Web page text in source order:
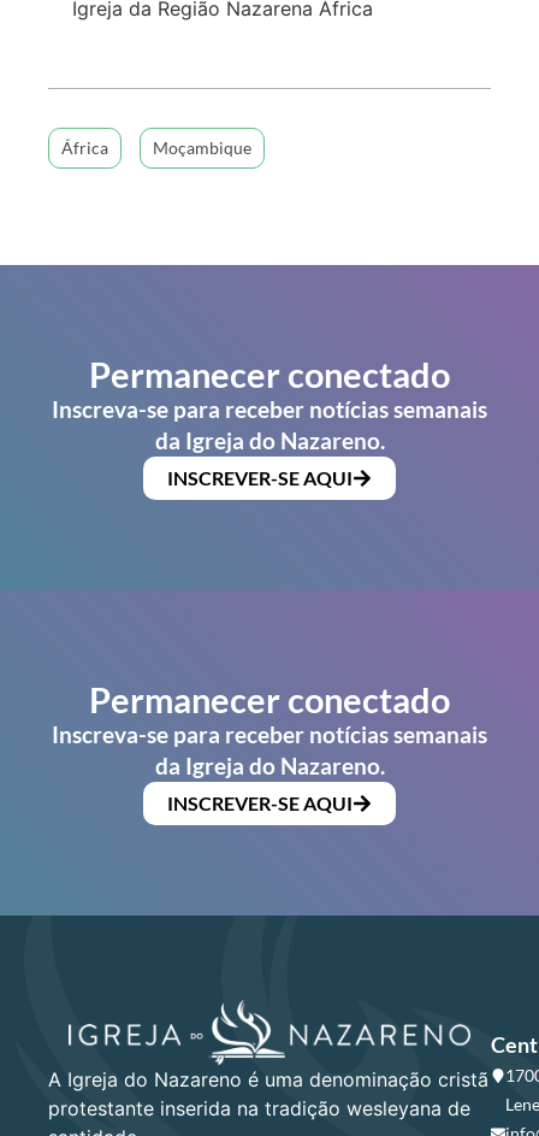
Igreja da Região Nazarena África
África Moçambique
Permanecer conectado
Inscreva-se para receber notícias semanais
da Igreja do Nazareno.
INSCREVER-SE AQUI
Permanecer conectado
Inscreva-se para receber notícias semanais
da Igreja do Nazareno.
INSCREVER-SE AQUI
A Igreja do Nazareno é uma denominação cristã
protestante inserida na tradição wesleyana de